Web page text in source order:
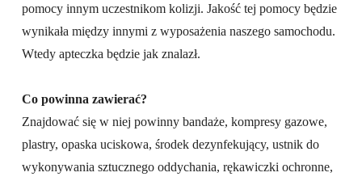
pomocy innym uczestnikom kolizji. Jakość tej pomocy będzie
wynikała między innymi z wyposażenia naszego samochodu.
Wtedy apteczka będzie jak znalazł.
Co powinna zawierać?
Znajdować się w niej powinny bandaże, kompresy gazowe,
plastry, opaska uciskowa, środek dezynfekujący, ustnik do
wykonywania sztucznego oddychania, rękawiczki ochronne,